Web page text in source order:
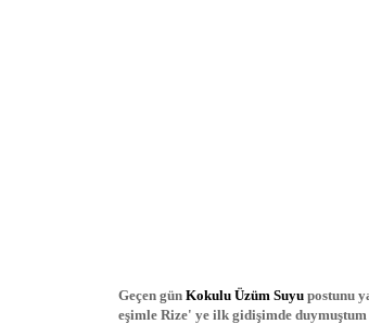
Geçen gün Kokulu Üzüm Suyu postunu
eşimle Rize' ye ilk gidişimde